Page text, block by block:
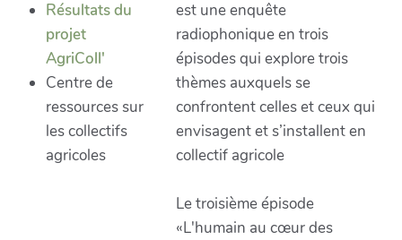
Résultats du
projet
AgriColl'
Centre de
ressources sur
les collectifs
agricoles
est une enquête
radiophonique en trois
épisodes qui explore trois
thèmes auxquels se
confrontent celles et ceux qui
envisagent et s’installent en
collectif agricole
Le troisième épisode
«L'humain au cœur des